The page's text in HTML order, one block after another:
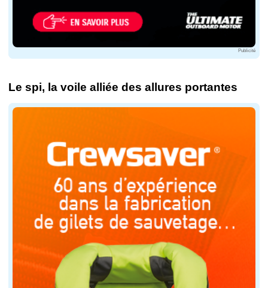
Publicité
Le spi, la voile alliée des allures portantes